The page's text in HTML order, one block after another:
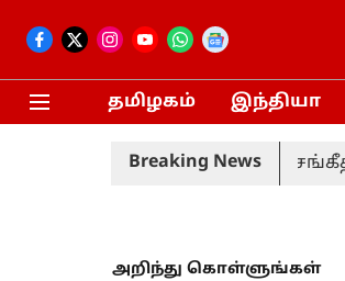
தமிழகம் இந்தியா
Breaking News
முதலமைச்சர் மனைவி சங்கீதா!
அறிந்து கொள்ளுங்கள்